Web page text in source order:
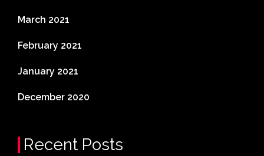
March 2021
February 2021
January 2021
December 2020
Recent Posts